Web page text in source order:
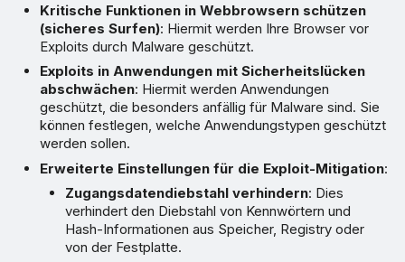
Kritische Funktionen in Webbrowsern schützen
(sicheres Surfen): Hiermit werden Ihre Browser vor
Exploits durch Malware geschützt.
Exploits in Anwendungen mit Sicherheitslücken
abschwächen: Hiermit werden Anwendungen
geschützt, die besonders anfällig für Malware sind. Sie
können festlegen, welche Anwendungstypen geschützt
werden sollen.
Erweiterte Einstellungen für die Exploit-Mitigation:
Zugangsdatendiebstahl verhindern: Dies
verhindert den Diebstahl von Kennwörtern und
Hash-Informationen aus Speicher, Registry oder
von der Festplatte.